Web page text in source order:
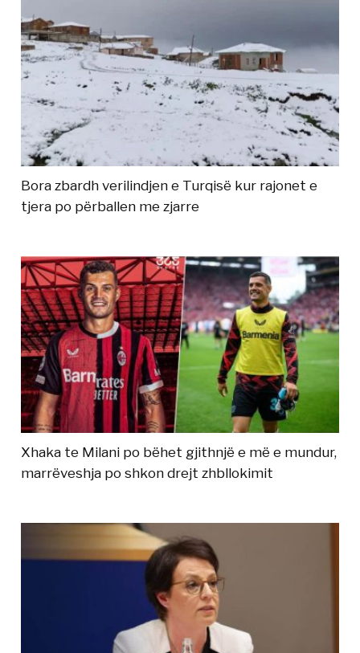
Bora zbardh verilindjen e Turqisë kur rajonet e
tjera po përballen me zjarre
Xhaka te Milani po bëhet gjithnjë e më e mundur,
marrëveshja po shkon drejt zhbllokimit